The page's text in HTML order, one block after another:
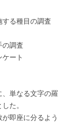
る種目の調査
の調査
ート
、単なる文字の羅
た。
即座に分るよう